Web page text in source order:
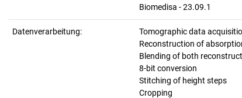
Biomedisa - 23.09.1
Datenverarbeitung:
Tomographic data
Reconstruction of
Blending of both
8-bit conversion
Stitching of height steps
Cropping